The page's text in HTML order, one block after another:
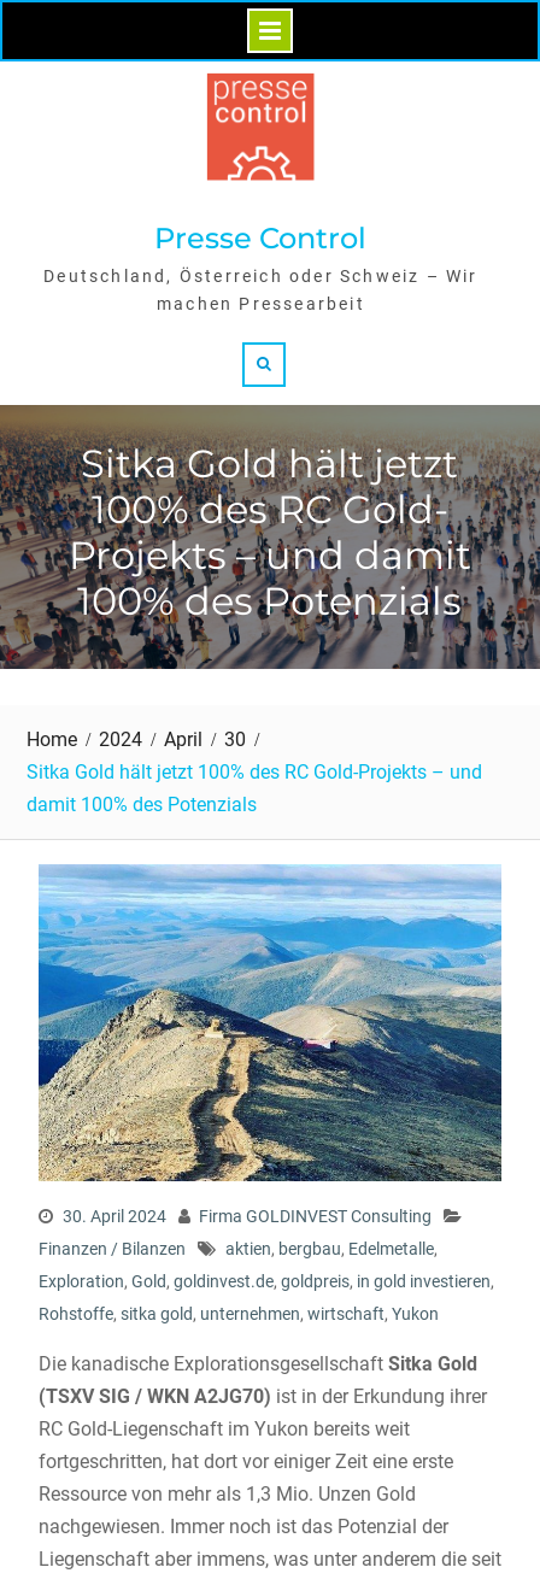
Skip
Presse Control
Deutschland, Österreich oder Schweiz – Wir
machen Pressearbeit
Sitka Gold hält jetzt
100% des RC Gold-
Projekts – und damit
100% des Potenzials
Home 2024 April
30
Sitka Gold hält jetzt 100% des RC Gold-Projekts – und
damit 100% des Potenzials
30. April 2024
Firma GOLDINVEST Consulting
Finanzen / Bilanzen
aktien, bergbau, Edelmetalle,
Exploration, Gold, goldinvest.de, goldpreis, in gold investieren,
Rohstoffe, sitka gold, unternehmen, wirtschaft, Yukon
Die kanadische Explorationsgesellschaft Sitka Gold
(TSXV SIG / WKN A2JG70) ist in der Erkundung ihrer
RC Gold-Liegenschaft im Yukon bereits weit
fortgeschritten, hat dort vor einiger Zeit eine erste
Ressource von mehr als 1,3 Mio. Unzen Gold
nachgewiesen. Immer noch ist das Potenzial der
Liegenschaft aber immens, was unter anderem die seit